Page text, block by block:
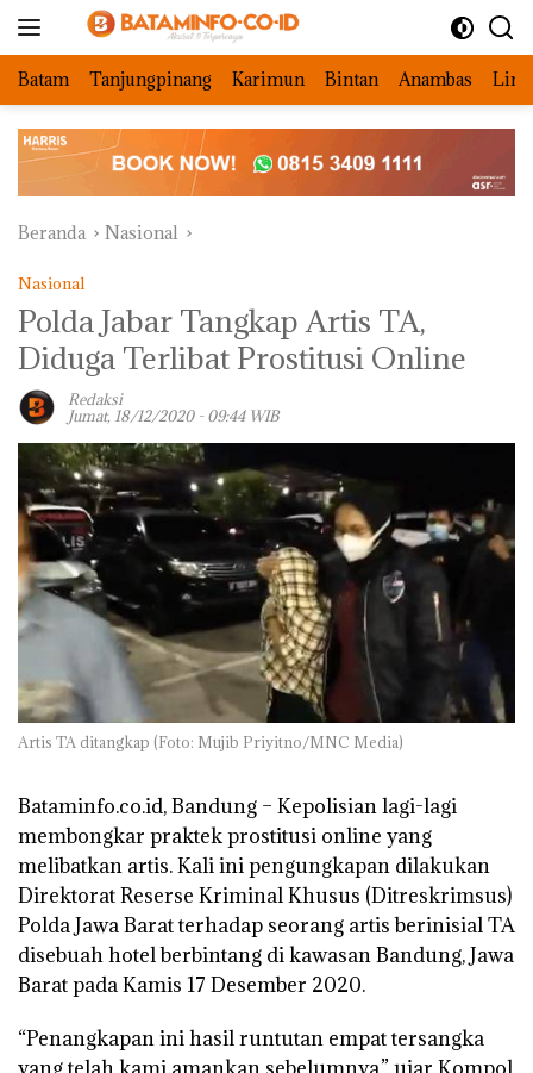
Batam Tanjungpinang Karimun Bintan Anambas
Beranda Nasional
Nasional
Polda Jabar Tangkap Artis TA,
Diduga Terlibat Prostitusi Online
Redaksi
Jumat, 18/12/2020 - 09:44 WIB
Artis TA ditangkap (Foto: Mujib Priyitno/MNC Media)
Bataminfo.co.id, Bandung – Kepolisian lagi-lagi
membongkar praktek prostitusi online yang
melibatkan artis. Kali ini pengungkapan dilakukan
Direktorat Reserse Kriminal Khusus (Ditreskrimsus)
Polda Jawa Barat terhadap seorang artis berinisial TA
disebuah hotel berbintang di kawasan Bandung, Jawa
Barat pada Kamis 17 Desember 2020.
“Penangkapan ini hasil runtutan empat tersangka